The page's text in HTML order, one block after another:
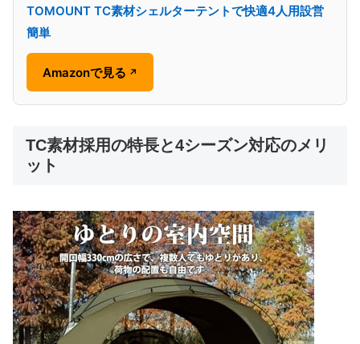
TOMOUNT TC素材シェルターテントで快適4人用設営
簡単
Amazonで見る ↗
TC素材採用の特長と4シーズン対応のメリ
ット